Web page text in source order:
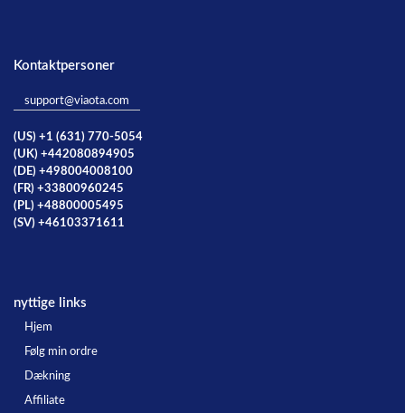
Kontaktpersoner
support@viaota.com
(US) +1 (631) 770-5054
(UK) +442080894905
(DE) +498004008100
(FR) +33800960245
(PL) +48800005495
(SV) +46103371611
nyttige links
Hjem
Følg min ordre
Dækning
Affiliate